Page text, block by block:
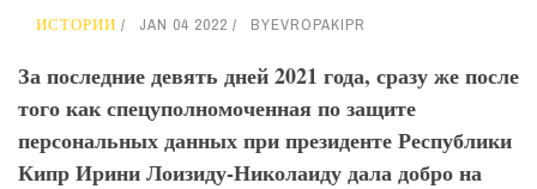
ИСТОРИИ JAN 04 2022 BYEVROPAKIPR
За последние девять дней 2021 года, сразу же после
того как спецуполномоченная по защите
персональных данных при президенте Республики
Кипр Ирини Лоизиду-Николаиду дала добро на